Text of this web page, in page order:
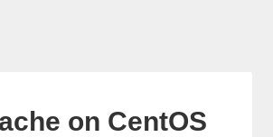
on CentOS